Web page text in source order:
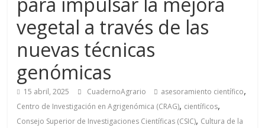
vegetal a través de las
nuevas técnicas
genómicas
15 abril, 2025 CuadernoAgrario asesoramiento científico,
Centro de Investigación en Agrigenómica (CRAG), científicos,
Consejo Superior de Investigaciones Científicas (CSIC), Cultura de la